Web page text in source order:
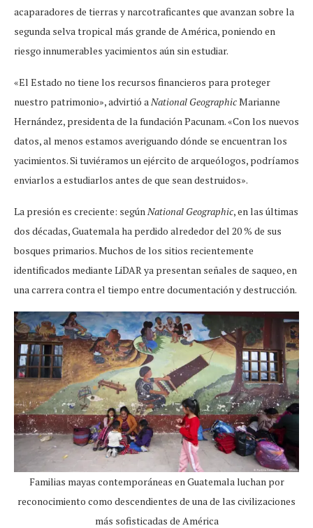
acaparadores de tierras y narcotraficantes que avanzan sobre la
segunda selva tropical más grande de América, poniendo en
riesgo innumerables yacimientos aún sin estudiar.
«El Estado no tiene los recursos financieros para proteger
nuestro patrimonio», advirtió aNational GeographicMarianne
Hernández, presidenta de la fundación Pacunam. «Con los nuevos
datos, al menos estamos averiguando dónde se encuentran los
yacimientos. Si tuviéramos un ejército de arqueólogos, podríamos
enviarlos a estudiarlos antes de que sean destruidos».
La presión es creciente: segúnNational Geographic, en las últimas
dos décadas, Guatemala ha perdido alrededor del 20 % de sus
bosques primarios. Muchos de los sitios recientemente
identificados mediante LiDAR ya presentan señales de saqueo, en
una carrera contra el tiempo entre documentación y destrucción.
Familias mayas contemporáneas en Guatemala luchan por
reconocimiento como descendientes de una de las civilizaciones
más sofisticadas de América